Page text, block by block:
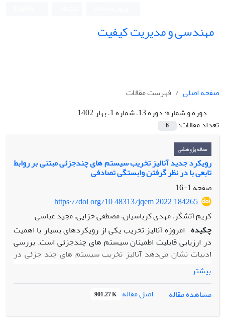
مهندسی و مدیریت کیفیت
صفحه اصلی
فهرست مقالات
دوره و شماره:دوره 13، شماره 1، بهار 1402
تعداد مقالات:
6
مقاله پژوهشی
رویکرد جدید آنالیز تخریب سیستم های چندجزئی مبتنی بر روابط
تابعی با در نظر گرفتن وابستگی تصادفی
صفحه1-16
https://doi.org/10.48313/jqem.2022.184265
کریم آتشگر، مهدی کرباسیان، مصطفی خزایی، مجید عباسی
چکیده امروزه آنالیز تخریب یکی از رویکردهای بسیار با اهمیت
در ارزیابی قابلیت اطمینان سیستم های چندجزئی است. بررسی
ادبیات نشان می‌دهد آنالیز تخریب سیستم های چند جزئی در
تحقیقات مختلفی مورد بررسی قرار گرفته است، اما رویکردی که
در آن بین فرآیندهای تخریب اجزا سیستم رابطه پروفایلی وجود
دارد، تاکنون مورد توجه قرار نگرفته است. هنگامی که بین
فرآیندهای تخریب یک یا چند جزء رابطه تابعی وجود داشته باشد،
در ادبیات کنترل فرآیند آماری به آن پروفایل گفته می‌شود. هدف
بیشتر
مشاهده مقاله
اصل مقاله 901.27 K